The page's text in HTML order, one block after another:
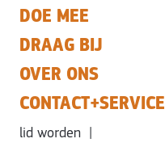
DOE MEE
DRAAG BIJ
OVER ONS
CONTACT+SERVICE
lid worden